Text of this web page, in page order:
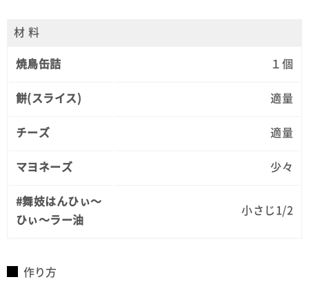
材 料
焼鳥缶詰 １個
餅(スライス) 適量
チーズ 適量
マヨネーズ 少々
#舞妓はんひぃ～
ひぃ～ラー油
小さじ1/2
作り方